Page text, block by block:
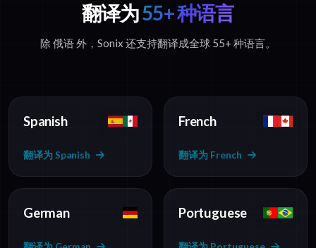
翻译为55+ 种语言
除 俄语 外，Sonix 还支持翻译成全球 55+ 种语言。
Spanish
翻译为 Spanish
French
翻译为 French
German Portuguese